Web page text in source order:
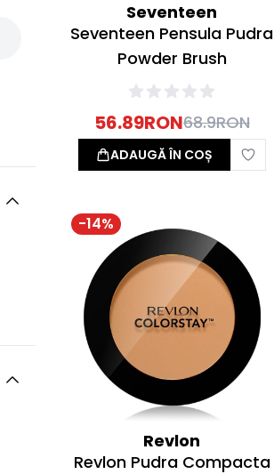
Seventeen
Seventeen Pensula Pudra
Powder Brush
56.89RON68.9RON
ADAUGĂ ÎN COȘ
-14%
Revlon
Revlon Pudra Compacta